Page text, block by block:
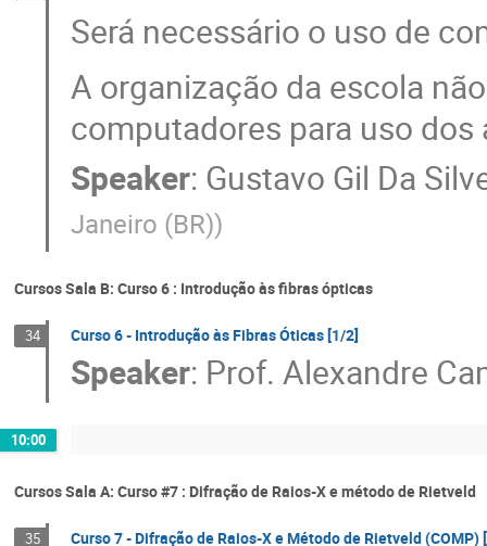
Será necessário o uso de
A organização da escola
computadores para uso dos
Speaker: Gustavo Gil Da
Janeiro (BR))
Cursos Sala B: Curso 6 : Introdução às fibras ópticas
34 Curso 6 - Introdução às Fibras Óticas [1/2]
Speaker: Prof. Alexandre
10:00
Cursos Sala A: Curso #7 : Difração de Raios-X e método de Rietveld
35 Curso 7 - Difração de Raios-X e Método de Rietveld (COMP)